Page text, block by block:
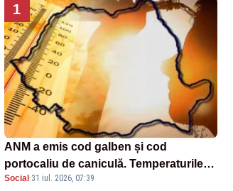
1
ANM a emis cod galben și cod
portocaliu de caniculă. Temperaturile
urcă până la 38 de grade, iar nopțile
Social ·31 iul. 2026, 07:39